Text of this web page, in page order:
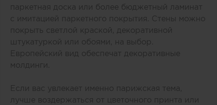
паркетная доска или более бюджетный ламинат
с имитацией паркетного покрытия. Стены можно
покрыть светлой краской, декоративной
штукатуркой или обоями, на выбор.
Европейский вид обеспечат декоративные
молдинги.
Если вас увлекает именно парижская тема,
лучше воздержаться от цветочного принта или